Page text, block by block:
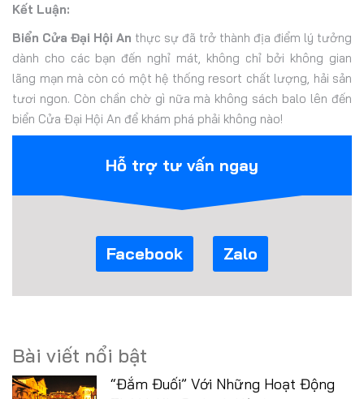
Kết Luận:
Biển Cửa Đại Hội An thực sự đã trở thành địa điểm lý tưởng
dành cho các bạn đến nghỉ mát, không chỉ bởi không gian
lãng mạn mà còn có một hệ thống resort chất lượng, hải sản
tươi ngon. Còn chần chờ gì nữa mà không sách balo lên đến
biển Cửa Đại Hội An để khám phá phải không nào!
Hỗ trợ tư vấn ngay
Facebook Zalo
Bài viết nổi bật
“Đắm Đuối” Với Những Hoạt Động